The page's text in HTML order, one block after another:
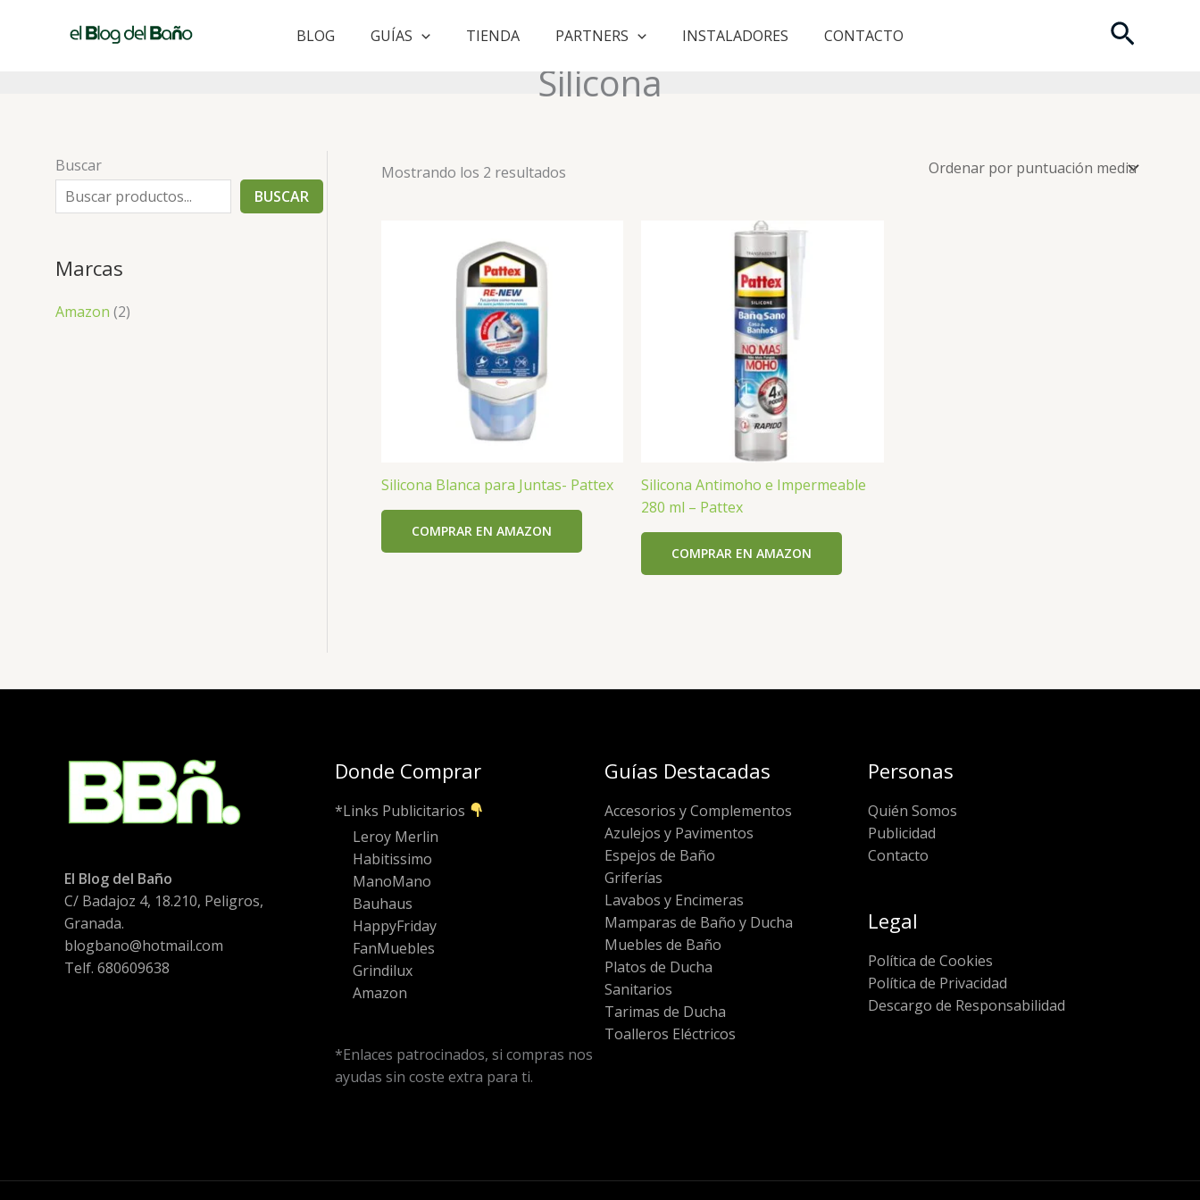
BLOG GUÍAS TIENDA PARTNERS INSTALADORES CONTACTO Buscar
Silicona
Buscar
BUSCAR
Marcas
Amazon (2)
Mostrando los 2 resultados
Silicona Blanca para Juntas- Pattex
COMPRAR EN AMAZON
Silicona Antimoho e Impermeable
280 ml – Pattex
COMPRAR EN AMAZON
El Blog del Baño
C/ Badajoz 4, 18.210, Peligros,
Granada.
blogbano@hotmail.com
Telf. 680609638
Donde Comprar
*Links Publicitarios
Leroy Merlin
Habitissimo
ManoMano
Bauhaus
HappyFriday
FanMuebles
Grindilux
Amazon
*Enlaces patrocinados, si compras nos
ayudas sin coste extra para ti.
Guías Destacadas
Accesorios y Complementos
Azulejos y Pavimentos
Espejos de Baño
Griferías
Lavabos y Encimeras
Mamparas de Baño y Ducha
Muebles de Baño
Platos de Ducha
Sanitarios
Tarimas de Ducha
Toalleros Eléctricos
Personas
Quién Somos
Publicidad
Contacto
Legal
Política de Cookies
Política de Privacidad
Descargo de Responsabilidad